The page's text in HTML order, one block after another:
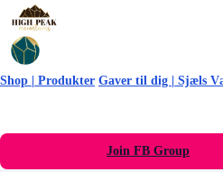
Shop | Produkter Gaver til dig | Sjæls
Join FB Group